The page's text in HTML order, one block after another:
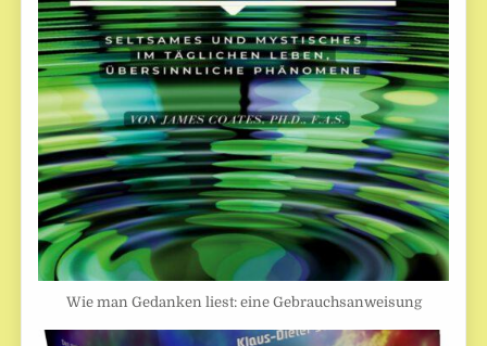
Wie man Gedanken liest: eine Gebrauchsanweisung